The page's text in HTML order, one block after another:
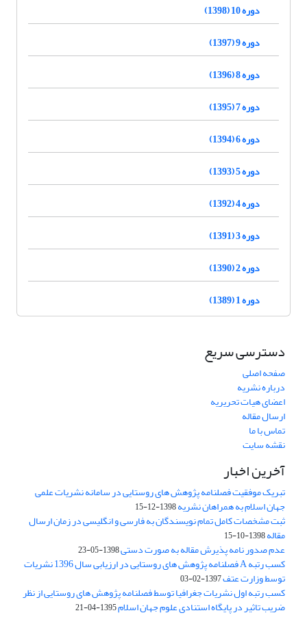
دوره 10 (1398)
دوره 9 (1397)
دوره 8 (1396)
دوره 7 (1395)
دوره 6 (1394)
دوره 5 (1393)
دوره 4 (1392)
دوره 3 (1391)
دوره 2 (1390)
دوره 1 (1389)
دسترسی سریع
صفحه اصلی
درباره نشریه
اعضای هیات تحریریه
ارسال مقاله
تماس با ما
نقشه سایت
آخرین اخبار
تبریک موفقیت فصلنامه پژوهش های روستایی در سامانه نشریات علمی
جهان اسلام به همراهان نشریه1398-12-15
ثبت مشخصات کامل تمام نویسندگان به فارسی و انگلیسی در زمان ارسال
مقاله1398-10-15
عدم صدور نامه پذیرش مقاله به صورت دستی1398-05-23
کسب رتبه A فصلنامه پژوهش های روستایی در ارزیابی سال 1396 نشریات
توسط وزارت عتف1397-02-03
کسب رتبه اول نشریات جغرافیا توسط فصلنامه پژوهش های روستایی از نظر
ضریب تاثیر در پایگاه استنادی علوم جهان اسلام1395-04-21